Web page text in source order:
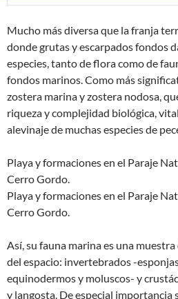
Mucho más diversa que la franja
donde grutas y escarpados fondos
especies, tanto de flora como de
fondos marinos. Como más
zostera marina y zostera nodosa,
riqueza y complejidad biológica,
alevinaje de muchas especies de
Playa y formaciones en el Paraje
Cerro Gordo.
Playa y formaciones en el Paraje
Cerro Gordo.
Así, su fauna marina es una
del espacio: invertebrados -
equinodermos y moluscos- y
y langosta. De especial importancia